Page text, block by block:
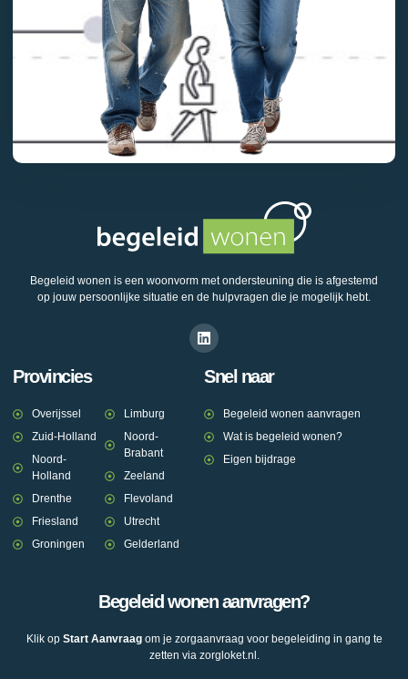
Begeleid wonen is een woonvorm met ondersteuning die is afgestemd
op jouw persoonlijke situatie en de hulpvragen die je mogelijk hebt.
Provincies
Overijssel
Zuid-Holland
Noord-
Holland
Drenthe
Friesland
Groningen
Limburg
Noord-
Brabant
Zeeland
Flevoland
Utrecht
Gelderland
Snel naar
Begeleid wonen aanvragen
Wat is begeleid wonen?
Eigen bijdrage
Begeleid wonen aanvragen?
Klik op Start Aanvraagom je zorgaanvraag voor begeleiding in gang te
zetten via zorgloket.nl.